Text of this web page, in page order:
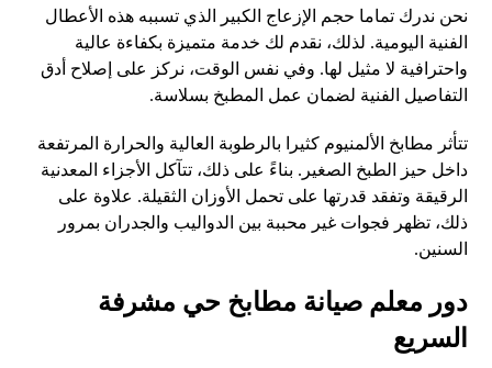
نحن ندرك تماما حجم الإزعاج الكبير الذي تسببه هذه الأعطال
الفنية اليومية. لذلك، نقدم لك خدمة متميزة بكفاءة عالية
واحترافية لا مثيل لها. وفي نفس الوقت، نركز على إصلاح أدق
التفاصيل الفنية لضمان عمل المطبخ بسلاسة.
تتأثر مطابخ الألمنيوم كثيرا بالرطوبة العالية والحرارة المرتفعة
داخل حيز الطبخ الصغير. بناءً على ذلك، تتآكل الأجزاء المعدنية
الرقيقة وتفقد قدرتها على تحمل الأوزان الثقيلة. علاوة على
ذلك، تظهر فجوات غير محببة بين الدواليب والجدران بمرور
السنين.
دور معلم صيانة مطابخ حي مشرفة
السريع